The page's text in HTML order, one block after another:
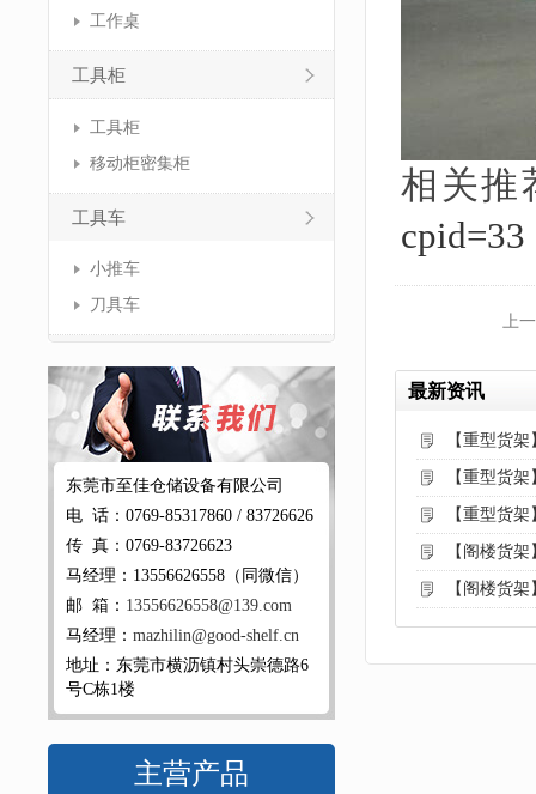
工作桌
工具柜
工具柜
移动柜密集柜
工具车
小推车
刀具车
东莞市至佳仓储设备有限公司
电 话：0769-85317860 / 83726626
传 真：0769-83726623
马经理：13556626558（同微信）
邮 箱： 13556626558@139.com
马经理： mazhilin@good-shelf.cn
地址：东莞市横沥镇村头崇德路6
号C栋1楼
主营产品
相关
cpid=33
上
最新资讯
【重型货
【重型货
【重型货
【阁楼货
【阁楼货